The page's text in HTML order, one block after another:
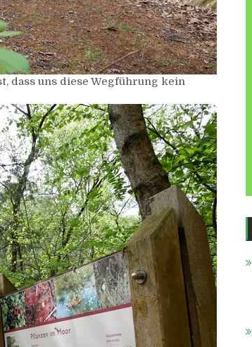
dass uns diese Wegführung kein